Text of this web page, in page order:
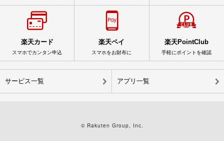
楽天カード
スマホでカンタン申込
楽天ペイ
スマホをお財布に
楽天PointClub
手軽にポイントを確認
サービス一覧 アプリ一覧
© Rakuten Group, Inc.